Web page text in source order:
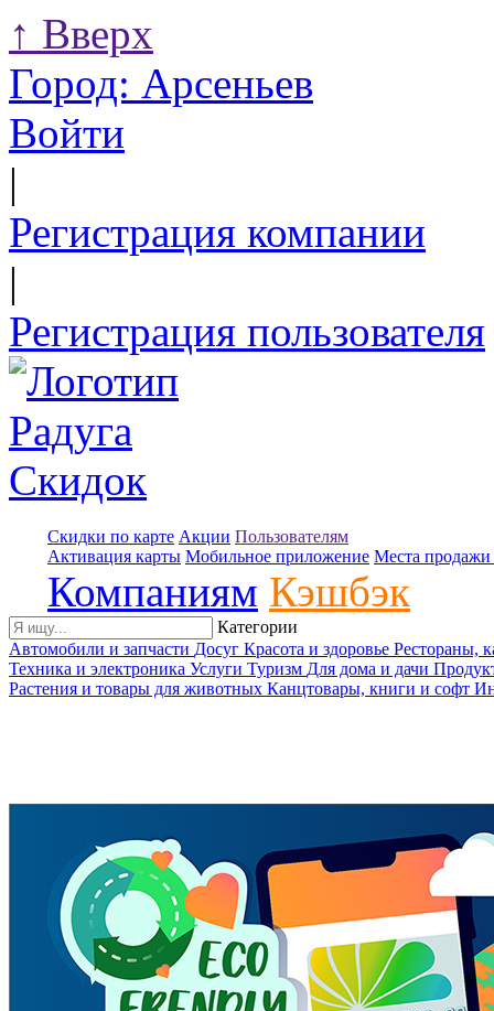
↑ Вверх
Город: Арсеньев
Войти
|
Регистрация компании
|
Регистрация пользователя
Скидки по карте Акции Пользователям
Активация карты Мобильное приложение Места продажи
Компаниям Кэшбэк
Категории
Автомобили и запчасти Досуг Красота и здоровье Рестораны,
Техника и электроника Услуги Туризм Для дома и дачи
Растения и товары для животных Канцтовары, книги и софт